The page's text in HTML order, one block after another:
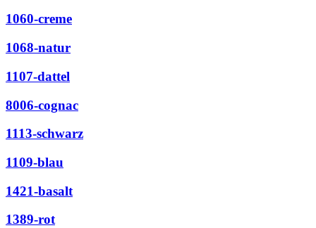
1060-creme
1068-natur
1107-dattel
8006-cognac
1113-schwarz
1109-blau
1421-basalt
1389-rot